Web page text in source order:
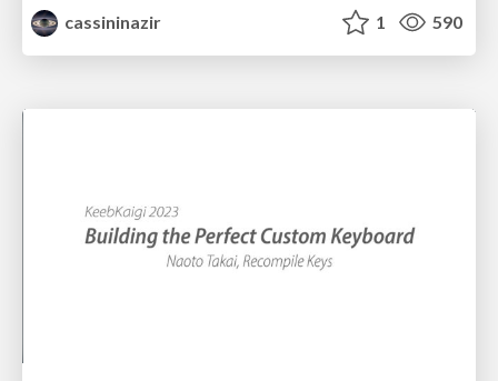
cassininazir
1 590